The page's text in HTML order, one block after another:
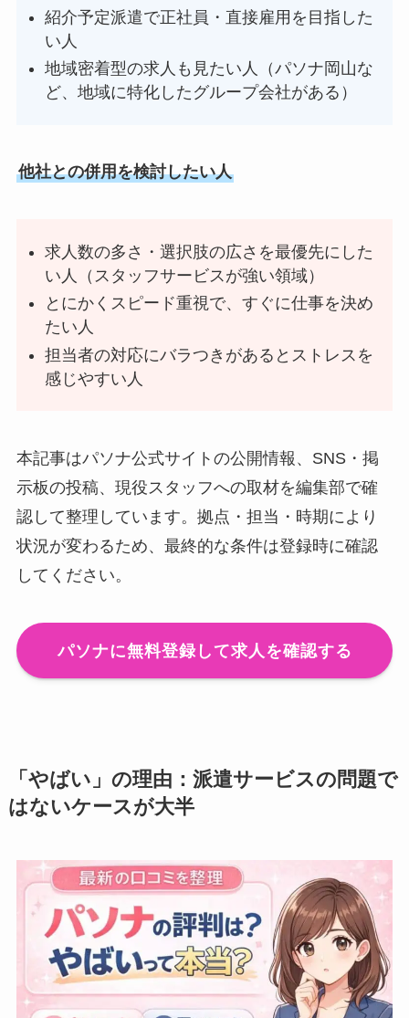
紹介予定派遣で正社員・直接雇用を目指した
い人
地域密着型の求人も見たい人（パソナ岡山な
ど、地域に特化したグループ会社がある）
他社との併用を検討したい人
求人数の多さ・選択肢の広さを最優先にした
い人（スタッフサービスが強い領域）
とにかくスピード重視で、すぐに仕事を決め
たい人
担当者の対応にバラつきがあるとストレスを
感じやすい人
本記事はパソナ公式サイトの公開情報、SNS・掲
示板の投稿、現役スタッフへの取材を編集部で確
認して整理しています。拠点・担当・時期により
状況が変わるため、最終的な条件は登録時に確認
してください。
パソナに無料登録して求人を確認する
「やばい」の理由：派遣サービスの問題で
はないケースが大半